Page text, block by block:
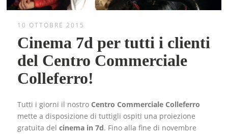
10 OTTOBRE 2015
Cinema 7d per tutti i clienti
del Centro Commerciale
Colleferro!
Tutti i giorni il nostro Centro Commerciale Colleferro
mette a disposizione di tuttigli ospiti una proiezione
gratuita delcinema in 7d. Fino alla fine di novembre